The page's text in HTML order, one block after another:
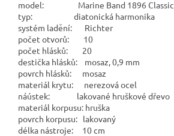
model: Marine Band 1896 Classic
typ: diatonická harmonika
systém ladění: Richter
počet otvorů: 10
počet hlásků: 20
destička hlásků: mosaz, 0,9 mm
povrch hlásků: mosaz
materiál krytu: nerezová ocel
náústek: lakované hruškové dřevo
materiál korpusu: hruška
povrch korpusu: lakovaný
délka nástroje: 10 cm